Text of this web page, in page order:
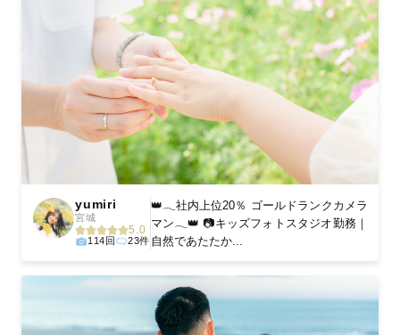
yumiri
宮城
5.0
114回 23件
👑𓂃社内上位20％ ゴールドランクカメラ
マン𓂃👑 📷キッズフォトスタジオ勤務｜
自然であたたか...